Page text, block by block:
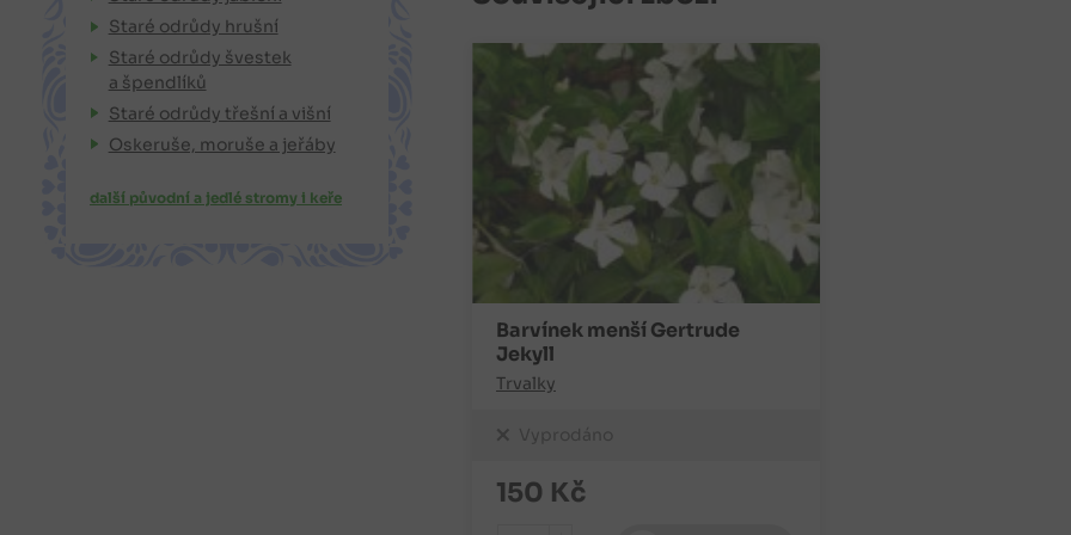
Barvínek menší Gertrude
Jekyll
Trvalky
Vyprodáno
150 Kč
Staré odrůdy hrušní
Staré odrůdy švestek
a špendlíků
Staré odrůdy třešní a višní
Oskeruše, moruše a jeřáby
další původní a jedlé stromy i keře